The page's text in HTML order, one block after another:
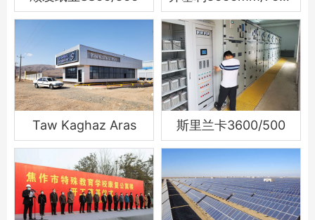
Taw Kaghaz Aras 斯里兰卡3600/500